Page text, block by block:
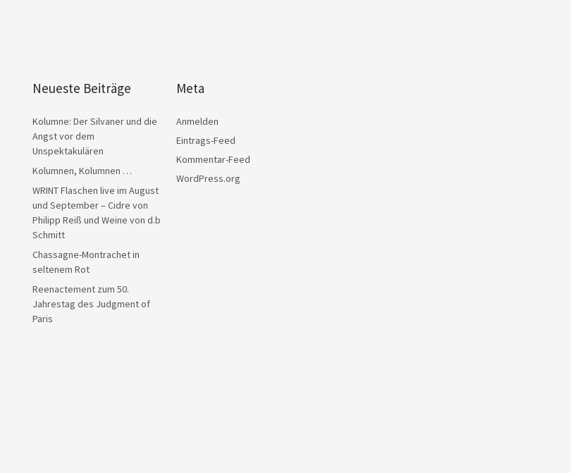
Neueste Beiträge
Kolumne: Der Silvaner und die
Angst vor dem
Unspektakulären
Kolumnen, Kolumnen …
WRINT Flaschen live im August
und September – Cidre von
Philipp Reiß und Weine von d.b
Schmitt
Chassagne-Montrachet in
seltenem Rot
Reenactement zum 50.
Jahrestag des Judgment of
Paris
Meta
Anmelden
Eintrags-Feed
Kommentar-Feed
WordPress.org